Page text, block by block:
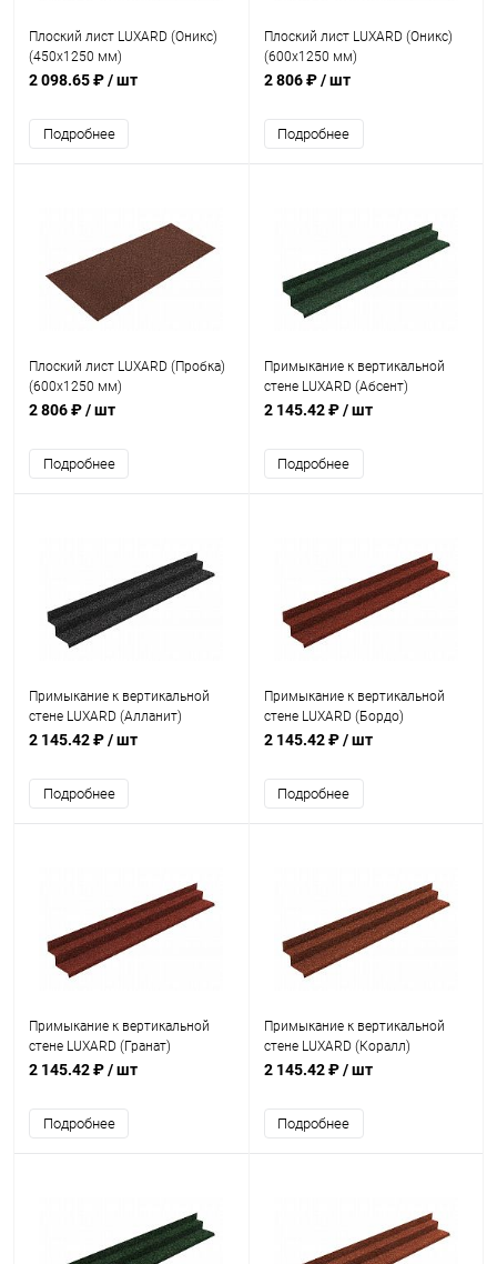
Плоский лист LUXARD (Оникс)
(450х1250 мм)
2 098.65 ₽/ шт
Подробнее
Плоский лист LUXARD (Оникс)
(600х1250 мм)
2 806 ₽/ шт
Подробнее
Плоский лист LUXARD (Пробка)
(600х1250 мм)
2 806 ₽/ шт
Подробнее
Примыкание к вертикальной
стене LUXARD (Абсент)
2 145.42 ₽/ шт
Подробнее
Примыкание к вертикальной
стене LUXARD (Алланит)
2 145.42 ₽/ шт
Подробнее
Примыкание к вертикальной
стене LUXARD (Бордо)
2 145.42 ₽/ шт
Подробнее
Примыкание к вертикальной
стене LUXARD (Гранат)
2 145.42 ₽/ шт
Подробнее
Примыкание к вертикальной
стене LUXARD (Коралл)
2 145.42 ₽/ шт
Подробнее